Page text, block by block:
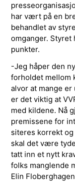
har vært på en
behandlet av
omganger. Styret
punkter.
-Jeg håper den
forholdet mellom
alvor at mange
er det viktig at
med kildene. Nå
premissene for
siteres korrekt
skal det være
tatt inn et nytt
folks manglende
Elin